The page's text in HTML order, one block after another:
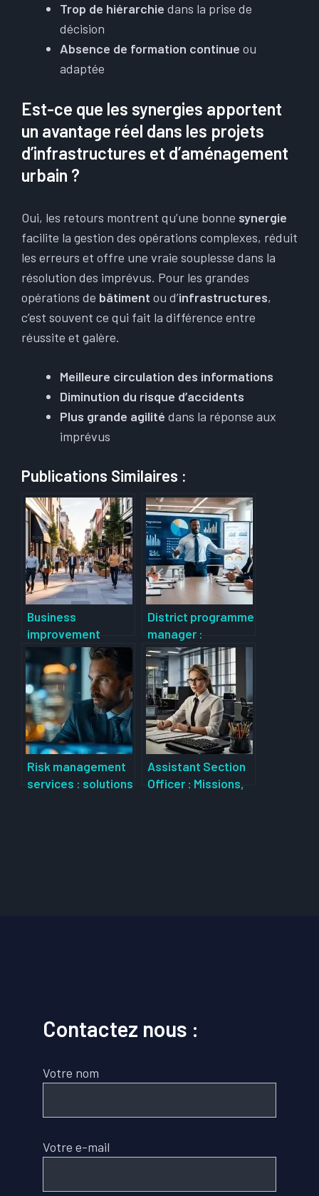
Trop de hiérarchie dans la prise de
décision
Absence de formation continue ou
adaptée
Est-ce que les synergies apportent
un avantage réel dans les projets
d’infrastructures et d’aménagement
urbain ?
Oui, les retours montrent qu’une bonne synergie
facilite la gestion des opérations complexes, réduit
les erreurs et offre une vraie souplesse dans la
résolution des imprévus. Pour les grandes
opérations de bâtiment ou d’infrastructures,
c’est souvent ce qui fait la différence entre
réussite et galère.
Meilleure circulation des informations
Diminution du risque d’accidents
Plus grande agilité dans la réponse aux
imprévus
Publications Similaires :
Business
improvement
association : rôle,
impact et
fonctionnement
dans la
revitalisation
urbaine
District programme
manager :
compétences clés
et responsabilités
du poste
Risk management
services : solutions
Assistant Section
Officer : Missions,
Contactez nous :
Votre nom
Votre e-mail